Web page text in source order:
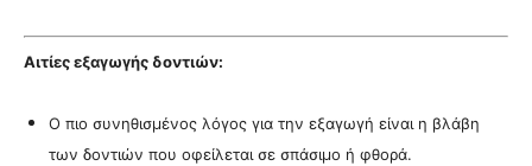
Αιτίες εξαγωγής δοντιών:
Ο πιο συνηθισμένος λόγος για την εξαγωγή είναι η βλάβη
των δοντιών που οφείλεται σε σπάσιμο ή φθορά.